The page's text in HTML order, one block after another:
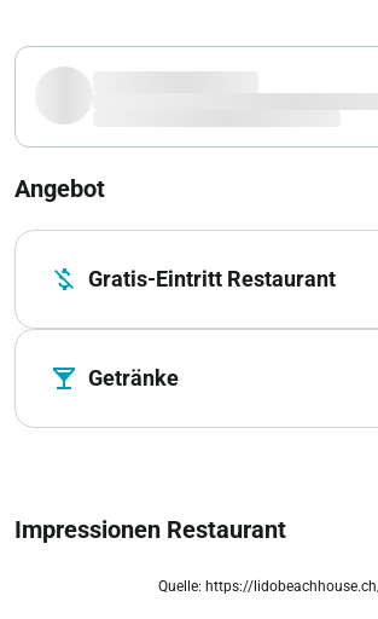
Angebot
money_off Gratis-Eintritt Restaurant
local_bar Getränke
Impressionen Restaurant
Quelle: https://